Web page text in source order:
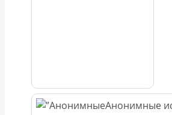
Анонимные